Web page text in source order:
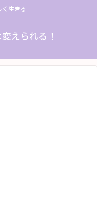
く生きる
えられる！